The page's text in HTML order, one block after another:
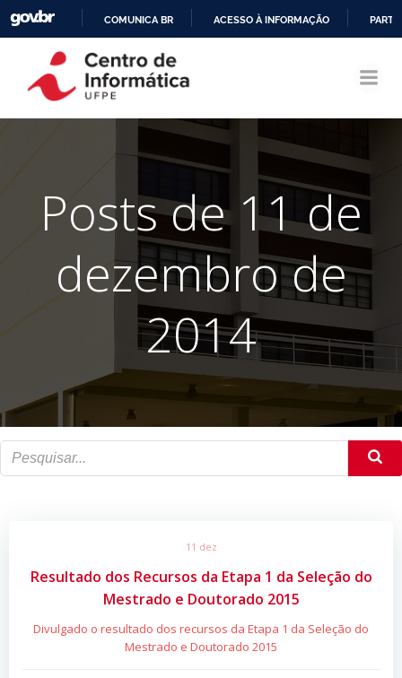
CONTEÚDO
COMUNICA BR ACESSO À INFORMAÇÃO
Posts de 11 de
dezembro de
2014
11 dez
Resultado dos Recursos da Etapa 1 da Seleção do
Mestrado e Doutorado 2015
Divulgado o resultado dos recursos da Etapa 1 da Seleção do
Mestrado e Doutorado 2015